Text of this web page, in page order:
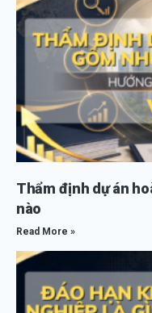
Thẩm định dự án
nào
Read More »